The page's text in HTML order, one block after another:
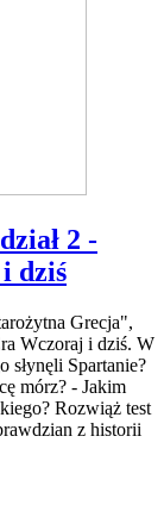
2 -
dziś
Grecja",
Wczoraj i dziś. W
słynęli Spartanie?
mórz? - Jakim
Rozwiąż test
z historii